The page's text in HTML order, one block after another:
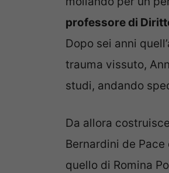
professore di
Dopo sei anni
trauma vissuto,
studi, andando
Da allora
Bernardini de
quello di Romina